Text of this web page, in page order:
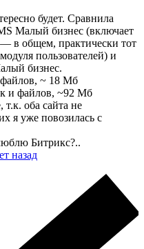
будет. Сравнила
Малый бизнес (включает
в общем, практически тот
пользователей) и
бизнес.
~ 18 Мб
и файлов, ~92 Мб
т.к. оба сайта не
я уже повозилась с
Битрикс?..
назад